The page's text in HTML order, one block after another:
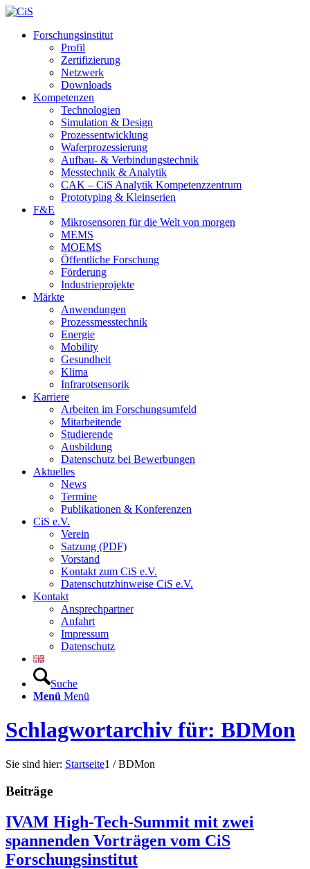
Forschungsinstitut
Profil
Zertifizierung
Netzwerk
Downloads
Kompetenzen
Technologien
Simulation & Design
Prozessentwicklung
Waferprozessierung
Aufbau- & Verbindungstechnik
Messtechnik & Analytik
CAK – CiS Analytik Kompetenzzentrum
Prototyping & Kleinserien
F&E
Mikrosensoren für die Welt von morgen
MEMS
MOEMS
Öffentliche Forschung
Förderung
Industrieprojekte
Märkte
Anwendungen
Prozessmesstechnik
Energie
Mobility
Gesundheit
Klima
Infrarotsensorik
Karriere
Arbeiten im Forschungsumfeld
Mitarbeitende
Studierende
Ausbildung
Datenschutz bei Bewerbungen
Aktuelles
News
Termine
Publikationen & Konferenzen
CiS e.V.
Verein
Satzung (PDF)
Vorstand
Kontakt zum CiS e.V.
Datenschutzhinweise CiS e.V.
Kontakt
Ansprechpartner
Anfahrt
Impressum
Datenschutz
Suche
Menü Menü
Schlagwortarchiv für: BDMon
Sie sind hier: Startseite1 / BDMon
Beiträge
IVAM High-Tech-Summit mit zwei
spannenden Vorträgen vom CiS
Forschungsinstitut